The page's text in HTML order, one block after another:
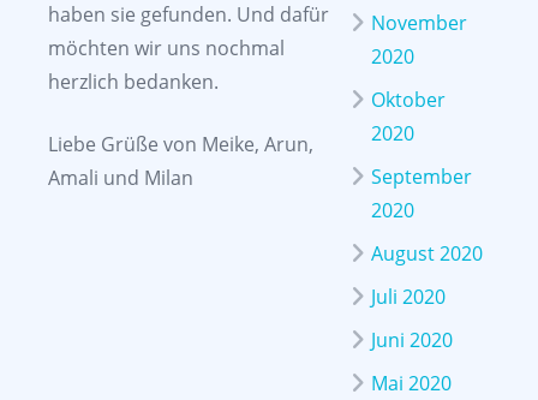
haben sie gefunden. Und dafür
möchten wir uns nochmal
herzlich bedanken.
Liebe Grüße von Meike, Arun,
Amali und Milan
November
2020
Oktober
2020
September
2020
August 2020
Juli 2020
Juni 2020
Mai 2020